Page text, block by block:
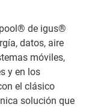
de igus®
datos, aire
móviles,
y en los
el clásico
solución que